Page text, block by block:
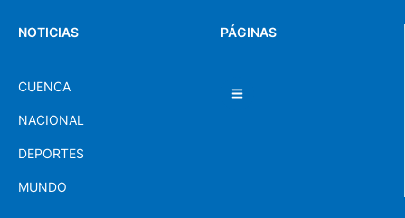
PÁGINAS
NOTICIAS
CUENCA
NACIONAL
DEPORTES
MUNDO